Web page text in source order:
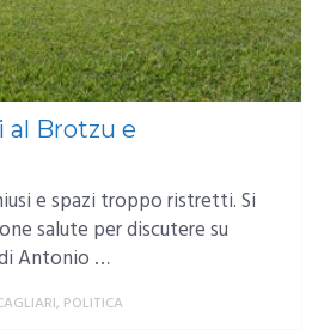
al Brotzu e
e spazi troppo ristretti. Si
salute per discutere su
Antonio …
, POLITICA